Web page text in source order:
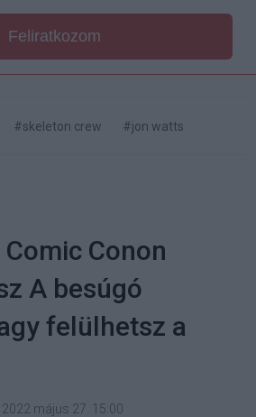
Feliratkozom
#skeleton crew #jon watts
Conon
A besúgó
felülhetsz a
2022 május 27. 15:00